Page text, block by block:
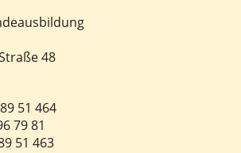
48
51 464
79 81
51 463